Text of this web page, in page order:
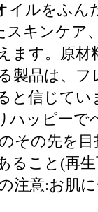
イルをふん
キンケア
ます。原材
製品は、フ
と信じてい
ハッピーで
その先を目
ること(再
意:お肌に